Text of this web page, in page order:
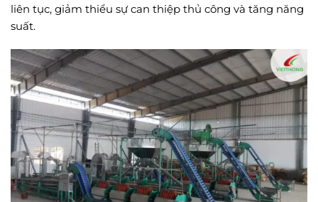
liên tục, giảm thiểu sự can thiệp thủ công và tăng năng
suất.